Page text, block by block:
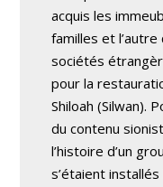
acquis les
familles et
sociétés
pour la
Shiloah (Silwan).
du contenu
l’histoire d’un
s’étaient